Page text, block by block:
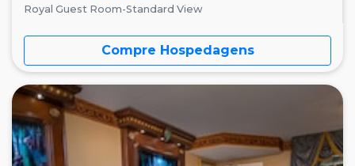
Royal Guest Room-Standard View
Compre Hospedagens